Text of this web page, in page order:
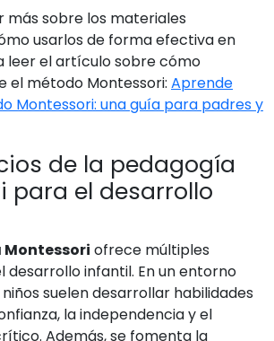
más sobre los materiales
usarlos de forma efectiva en
leer el artículo sobre cómo
el método Montessori: Aprende
Montessori: una guía para padres y
de la pedagogía
para el desarrollo
ofrece múltiples
desarrollo infantil. En un entorno
suelen desarrollar habilidades
la independencia y el
Además, se fomenta la